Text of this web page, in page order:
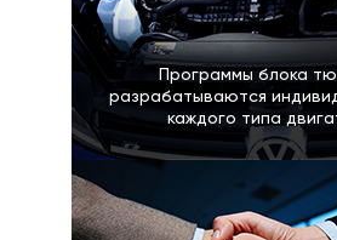
Программы блока
разрабатываются
каждого типа